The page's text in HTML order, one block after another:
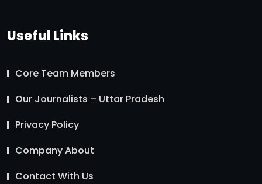
Useful Links
Core Team Members
Our Journalists – Uttar Pradesh
Privacy Policy
Company About
Contact With Us